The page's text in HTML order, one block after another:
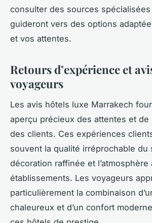
consulter des sources
guideront vers des options
et vos attentes.
Retours d’expérience et
voyageurs
Les avis hôtels luxe Marrakech
aperçu précieux des attentes et de
des clients. Ces expériences
souvent la qualité irréprochable du
décoration raffinée et l’atmosphère
établissements. Les voyageurs
particulièrement la combinaison
chaleureux et d’un confort